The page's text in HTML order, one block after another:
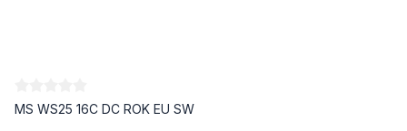
MS WS25 16C DC ROK EU SW